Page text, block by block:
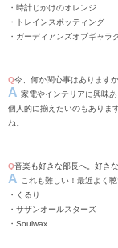
・時計じかけのオレンジ
・トレインスポッティング
・ガーディアンズオブギャラ
Q今、何か関心事はあります
A 家電やインテリアに興味あ
個人的に揃えたいのもありま
ね。
Q音楽も好きな部長へ。 好き
A これも難しい！最近よく
・くるり
・サザンオールスターズ
・ Soulwax